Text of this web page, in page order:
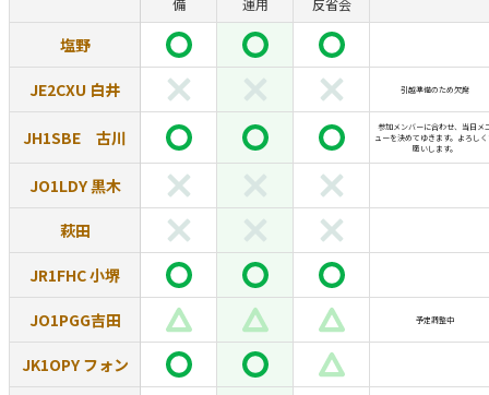
備
運用
反省会
塩野
JE2CXU 白井 引越準備のため欠席
JH1SBE 古川
参加メンバーに合わせ、当日メ
ューを決めてゆきます。よろし
願いします。
JO1LDY 黒木
萩田
JR1FHC 小堺
JO1PGG吉田 予定調整中
JK1OPY フォン